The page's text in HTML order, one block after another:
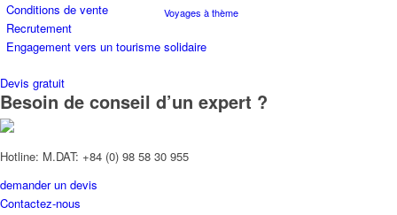
Voyages à thème
Croisières
Conditions de vente
Recrutement
Engagement vers un tourisme solidaire
Devis gratuit
Besoin de conseil d’un expert ?
Hotline: M.DAT: +84 (0) 98 58 30 955
demander un devis
Contactez-nous